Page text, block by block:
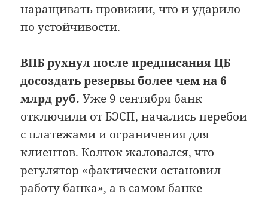
наращивать провизии, что и ударило
по устойчивости.
ВПБ рухнул после предписания ЦБ
досоздать резервы более чем на 6
млрд руб. Уже 9 сентября банк
отключили от БЭСП, начались перебои
с платежами и ограничения для
клиентов. Колток жаловался, что
регулятор «фактически остановил
работу банка», а в самом банке